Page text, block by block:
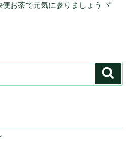
お茶で元気に参りましょう ヾ